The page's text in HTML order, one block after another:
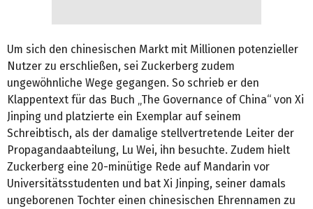
Um sich den chinesischen Markt mit Millionen potenzieller
Nutzer zu erschließen, sei Zuckerberg zudem
ungewöhnliche Wege gegangen. So schrieb er den
Klappentext für das Buch „The Governance of China“ von Xi
Jinping und platzierte ein Exemplar auf seinem
Schreibtisch, als der damalige stellvertretende Leiter der
Propagandaabteilung, Lu Wei, ihn besuchte. Zudem hielt
Zuckerberg eine 20-minütige Rede auf Mandarin vor
Universitätsstudenten und bat Xi Jinping, seiner damals
ungeborenen Tochter einen chinesischen Ehrennamen zu